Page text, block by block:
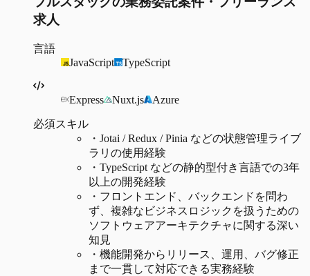
求人
言語
JavaScript
TypeScript
Express Nuxt.js Azure
必須スキル
・ Jotai / Redux / Pinia などの状態管理ライブ
ラリの使用経験
・ TypeScript などの静的型付き言語での3年
以上の開発経験
・ フロントエンド、バックエンドを問わ
ず、複雑なビジネスロジックを扱うための
ソフトウェアアーキテクチャに関する深い
知見
・ 機能開発からリリース、運用、バグ修正
まで一貫して対応できる実務経験